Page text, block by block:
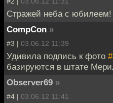
Стражей неба с юбилеем!
CompCon »
#3 | 03.06.12 11:39
Удивила подпись к фото
базируются в штате
Observer69 »
#4 | 03.06.12 11:41